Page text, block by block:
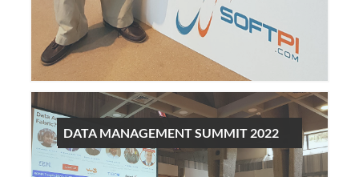
DATA MANAGEMENT SUMMIT 2022